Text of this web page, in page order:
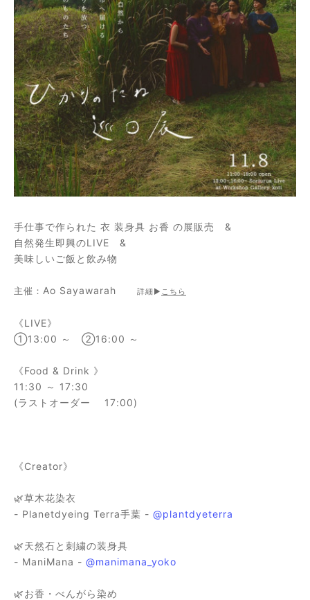
手仕事で作られた 衣 装身具 お香 の展販売 &
自然発生即興のLIVE &
美味しいご飯と飲み物
主催： Ao Sayawarah 詳細▶ こちら
《LIVE》
①13:00 ～ ②16:00 ～
《Food & Drink 》
11:30 ～ 17:30
(ラストオーダー 17:00)
《Creator》
🌿草木花染衣
- Planetdyeing Terra手葉 - @plantdyeterra
🌿天然石と刺繍の装身具
- ManiMana - @manimana_yoko
🌿お香・べんがら染め